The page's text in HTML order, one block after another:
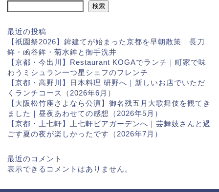
検索
最近の投稿
【祇園祭2026】鉾建てが始まった京都を早朝散策｜長刀
鉾・函谷鉾・菊水鉾と御手洗井
【京都・今出川】Restaurant KOGAでランチ｜町家で味
わうミシュラン一つ星シェフのフレンチ
【京都・高野川】日本料理 研野へ｜新しいお店でいただ
くランチコース（2026年6月）
【大阪松竹座さよなら公演】御名残五月大歌舞伎を観てき
ました｜昼夜あわせての感想（2026年5月）
【京都・上七軒】上七軒ビアガーデンへ｜芸舞妓さんと過
ごす夏の夜が楽しかったです（2026年7月）
最近のコメント
表示できるコメントはありません。